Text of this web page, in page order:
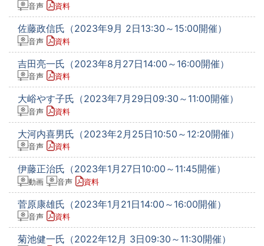
音声 資料
佐藤政信氏（2023年9月 2日13:30～15:00開催）
音声 資料
吉田亮一氏（2023年8月27日14:00～16:00開催）
音声 資料
大峪やす子氏（2023年7月29日09:30～11:00開催）
音声 資料
大河内喜男氏（2023年2月25日10:50～12:20開催）
音声 資料
伊藤正治氏（2023年1月27日10:00～11:45開催）
動画 音声 資料
菅原康雄氏（2023年1月21日14:00～16:00開催）
音声 資料
菊池健一氏（2022年12月 3日09:30～11:30開催）